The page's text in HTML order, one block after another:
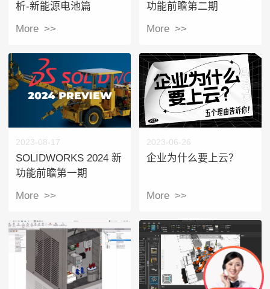
析-新能源电池篇
More >>
功能前瞻第二期
More >>
2023-08-17
SOLIDWORKS 2024 新
功能前瞻第一期
More >>
2023-06-26
企业为什么要上云？
More >>